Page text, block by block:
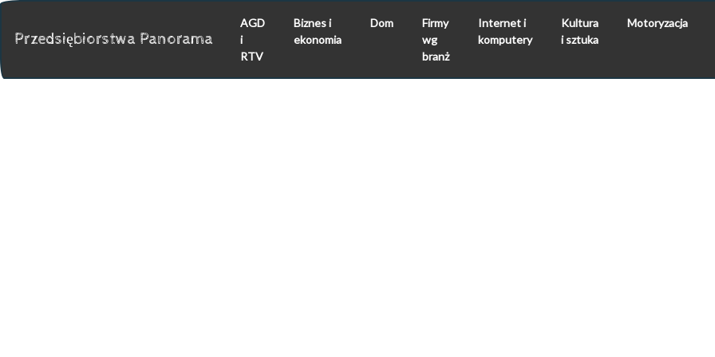
Przedsiębiorstwa Panorama
AGD
i
RTV
Biznes i
ekonomia
Dom
Firmy
wg
branż
Internet i
komputery
Kultura
i sztuka
Motoryzacja